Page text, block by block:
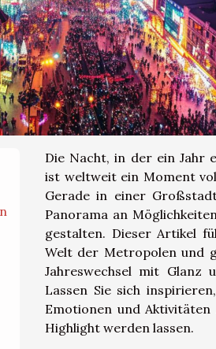
Die Nacht, in der ein Jahr
ist weltweit ein Moment
Gerade in einer
Panorama an
gestalten. Dieser Artikel
Welt der Metropolen und
Jahreswechsel mit Glanz
Lassen Sie sich
Emotionen und
Highlight werden lassen.